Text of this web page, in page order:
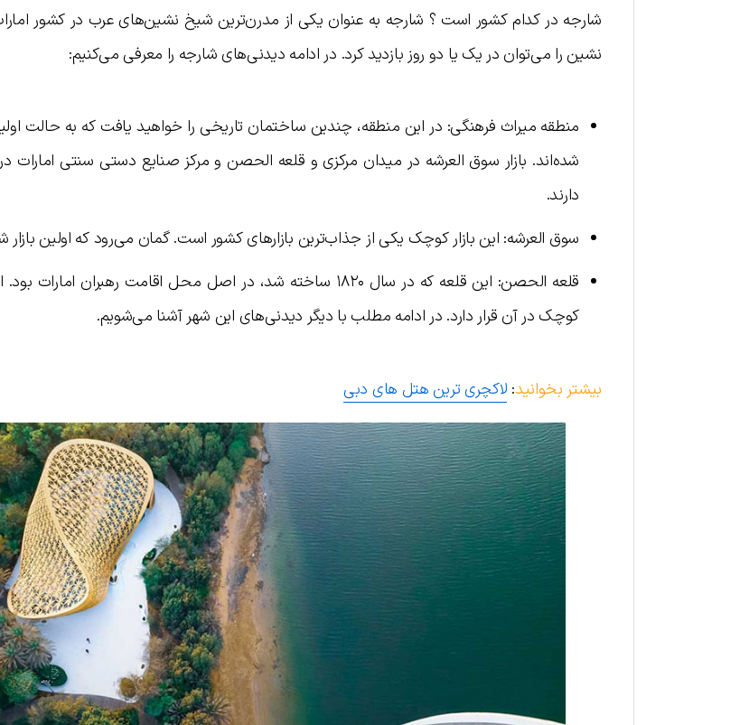
شارجه در کدام کشور است ؟ شارجه به عنوان یکی از مدرن‌ترین شیخ نشین‌های عرب در کشور
نشین را می‌توان در یک یا دو روز بازدید کرد. در ادامه دیدنی‌های شارجه را معرفی می‌کنیم:
منطقه میراث فرهنگی: در این منطقه، چندین ساختمان تاریخی را خواهید یافت که به حالت
شده‌اند. بازار سوق العرشه در میدان مرکزی و قلعه الحصن و مرکز صنایع دستی سنتی امارات در
دارند.
سوق العرشه: این بازار کوچک یکی از جذاب‌ترین بازارهای کشور است. گمان می‌رود که اولین
قلعه الحصن: این قلعه که در سال ۱۸۲۰ ساخته شد، در اصل محل اقامت رهبران
کوچک در آن قرار دارد. در ادامه مطلب با دیگر دیدنی‌های این شهر آشنا می‌شویم.
بیشتر بخوانید: لاکچری ترین هتل های دبی